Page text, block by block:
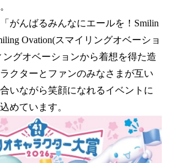
がんばるみんなにエールを！Smilin
Ovation(スマイリングオベーショ
グオベーションから着想を得た造
クターとファンのみなさまが互い
いながら笑顔になれるイベントに
めています。